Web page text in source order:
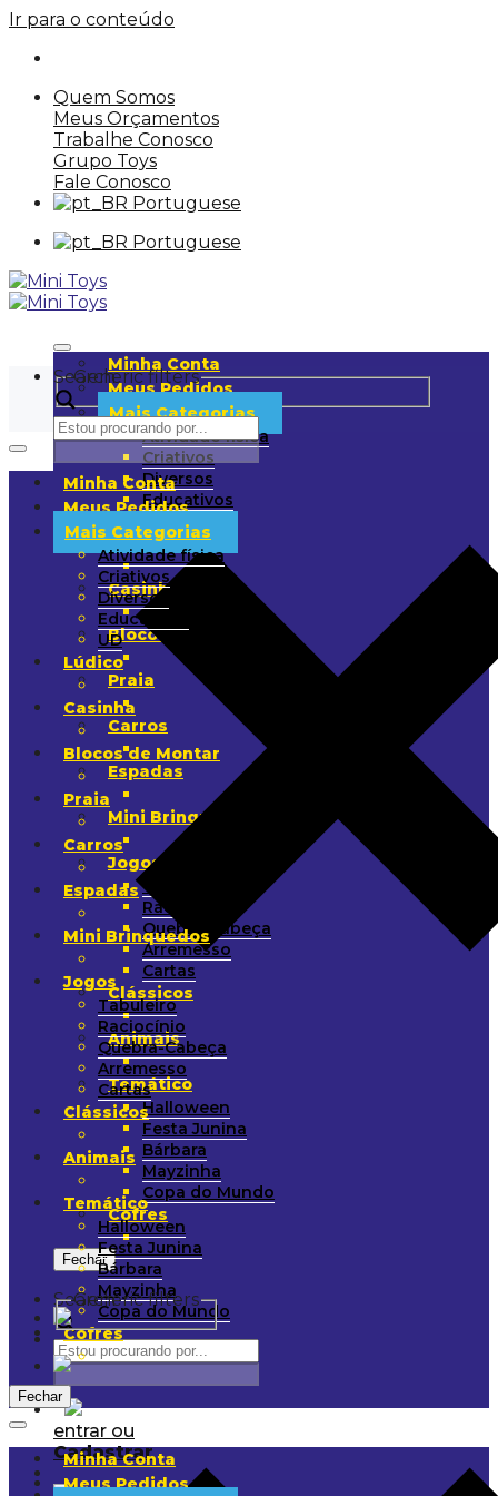
Ir para o conteúdo
Quem Somos
Meus Orçamentos
Trabalhe Conosco
Grupo Toys
Fale Conosco
Portuguese
Portuguese
Minha Conta
Meus Pedidos
Mais Categorias
Atividade física
Criativos
Diversos
Educativos
Lúdico
Casinha
Blocos de Montar
Praia
Carros
Espadas
Mini Brinquedos
Jogos
Tabuleiro
Raciocínio
Quebra-Cabeça
Arremesso
Cartas
Clássicos
Animais
Temático
Halloween
Festa Junina
Bárbara
Mayzinha
Copa do Mundo
Cofres
Fechar
Search
Generic filters
entrar ou
Cadastrar
Search
Generic filters
Minha Conta
Meus Pedidos
Mais Categorias
Atividade física
Criativos
Diversos
Educativos
UD
Lúdico
Casinha
Blocos de Montar
Praia
Carros
Espadas
Mini Brinquedos
Jogos
Tabuleiro
Raciocínio
Quebra-Cabeça
Arremesso
Cartas
Clássicos
Animais
Temático
Halloween
Festa Junina
Bárbara
Mayzinha
Copa do Mundo
Cofres
Fechar
Minha Conta
Meus Pedidos